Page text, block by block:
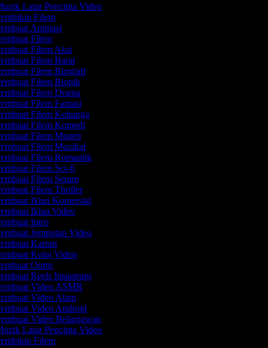
Latar Pencipta Video
Filem
Animasi
Filem
Filem Aksi
Filem Barat
Filem Biografi
Filem Biopik
Filem Drama
Filem Fantasi
Filem Keluarga
Filem Komedi
Filem Misteri
Filem Muzikal
Filem Romantik
Filem Sci-fi
Filem Seram
Filem Thriller
Iklan Komersial
Iklan Video
Intro
Jemputan Video
Kartun
Kolaj Video
Outro
Reels Instagram
Video ASMR
Video Alam
Video Android
Video Belanjawan
Latar Pencipta Video
Filem